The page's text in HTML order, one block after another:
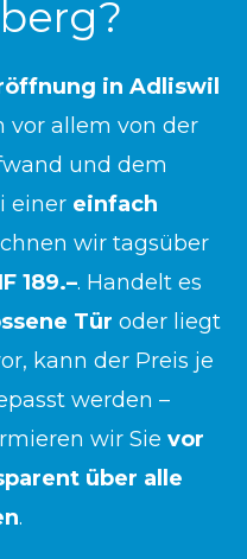
in Adliswil
vor allem von der
und dem
einer einfach
wir tagsüber
189.–. Handelt es
Tür oder liegt
kann der Preis je
werden –
wir Sie vor
über alle
.